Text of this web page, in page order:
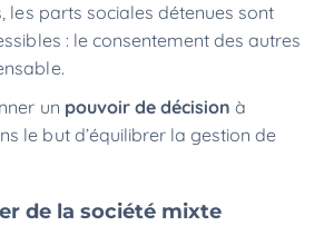
les parts sociales détenues sont
: le consentement des autres
un pouvoir de décision à
le but d’équilibrer la gestion de
de la société mixte